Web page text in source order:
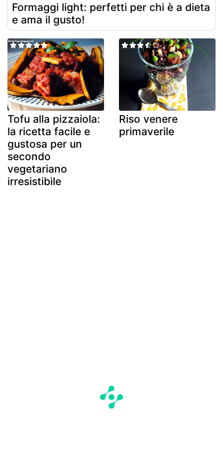
Formaggi light: perfetti per chi è a dieta
e ama il gusto!
Tofu alla pizzaiola:
la ricetta facile e
gustosa per un
secondo
vegetariano
irresistibile
Riso venere
primaverile